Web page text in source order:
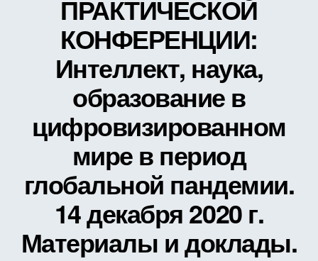
ПРАКТИЧЕСКОЙ
КОНФЕРЕНЦИИ:
Интеллект, наука,
образование в
цифровизированном
мире в период
глобальной пандемии.
14 декабря 2020 г.
Материалы и доклады.